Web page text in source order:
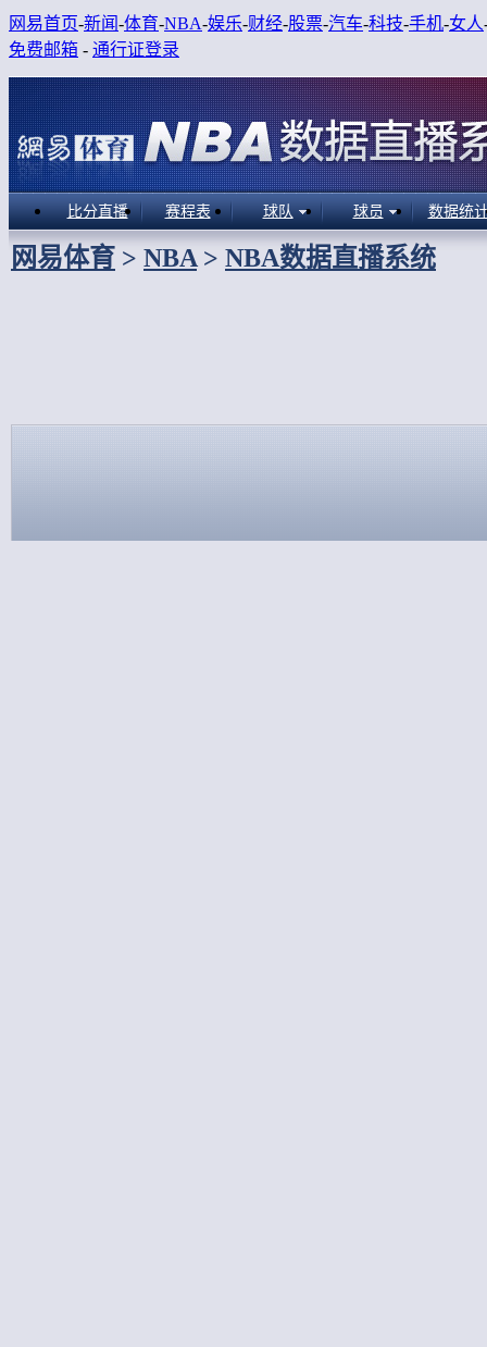
网易首页-新闻-体育-NBA-娱乐-财经-股票-汽车-科技-手机-女人
免费邮箱 - 通行证登录
比分直播 赛程表 球队 球员 数据统
网易体育 > NBA > NBA数据直播系统